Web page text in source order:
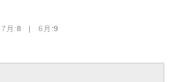
月:8 | 6月:9